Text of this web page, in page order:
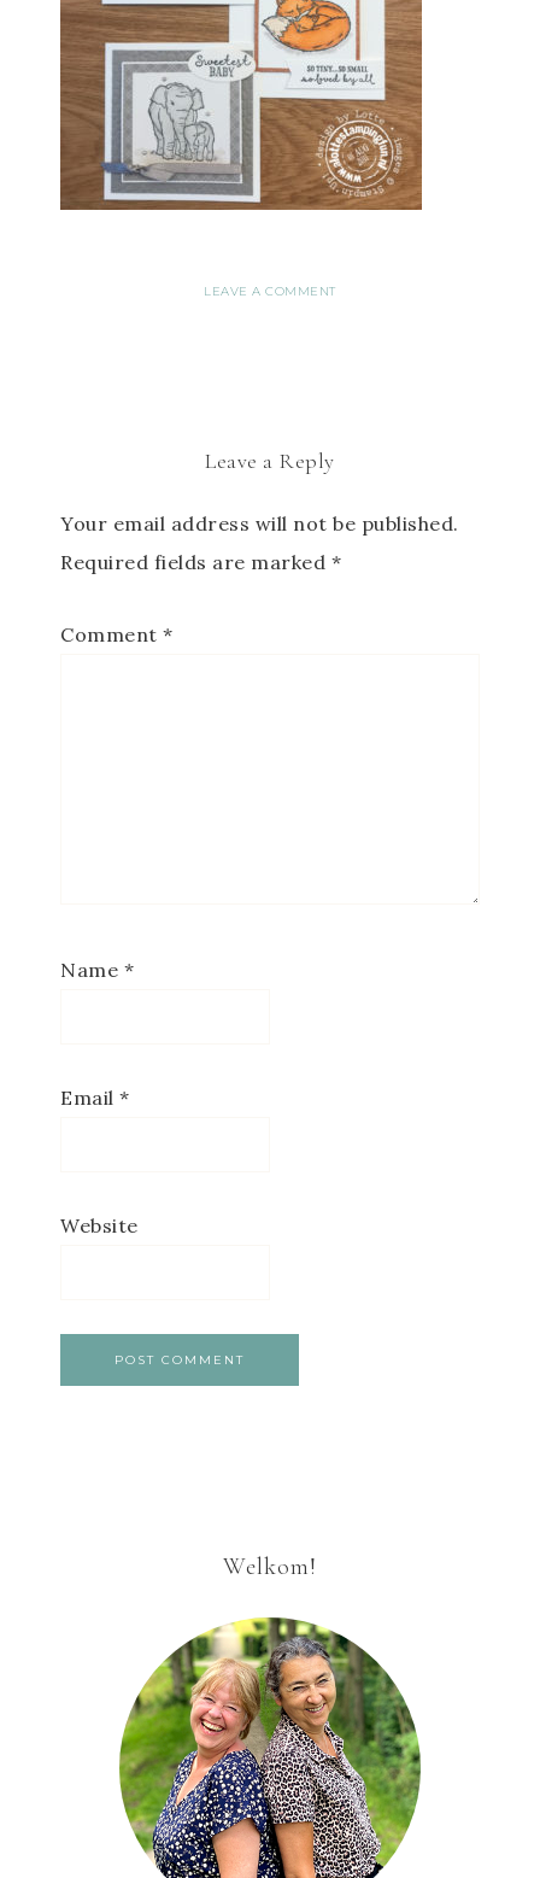
LEAVE A COMMENT
Leave a Reply
Your email address will not be published.
Required fields are marked *
Comment *
Name *
Email *
Website
Welkom!